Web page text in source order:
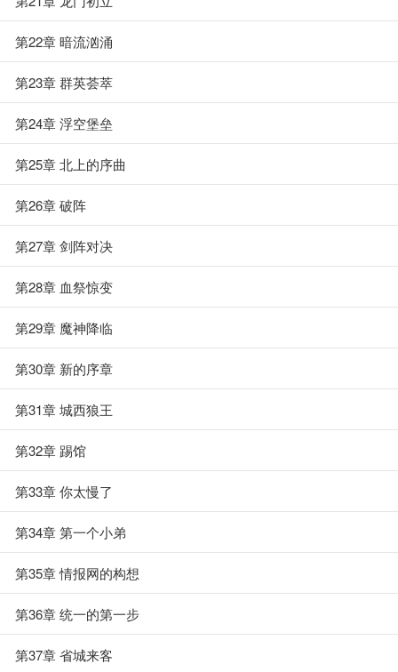
第22章 暗流汹涌
第23章 群英荟萃
第24章 浮空堡垒
第25章 北上的序曲
第26章 破阵
第27章 剑阵对决
第28章 血祭惊变
第29章 魔神降临
第30章 新的序章
第31章 城西狼王
第32章 踢馆
第33章 你太慢了
第34章 第一个小弟
第35章 情报网的构想
第36章 统一的第一步
第37章 省城来客